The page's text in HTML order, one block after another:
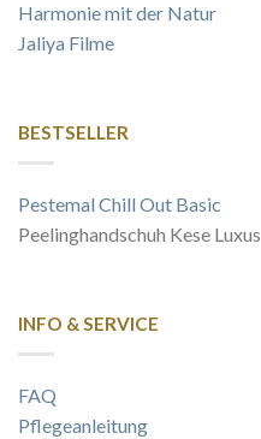
Harmonie mit der Natur
Jaliya Filme
BESTSELLER
Pestemal Chill Out Basic
Peelinghandschuh Kese Luxus
INFO & SERVICE
FAQ
Pflegeanleitung